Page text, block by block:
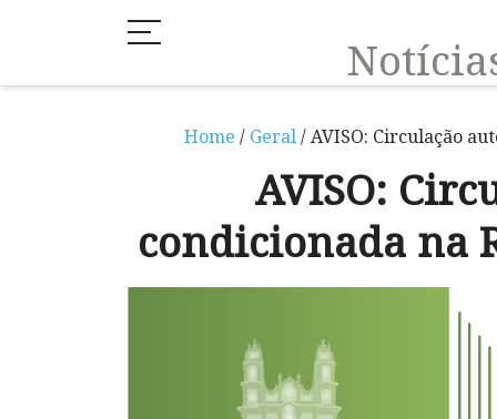
Home / Geral/ AVISO: Circulação
AVISO:
condicionada na